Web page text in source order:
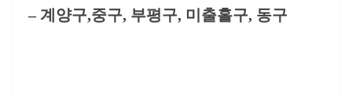
– 계양구,중구, 부평구, 미출홀구, 동구